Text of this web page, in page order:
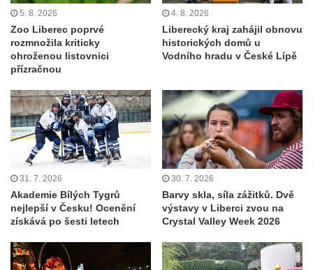
5. 8. 2026
Zoo Liberec poprvé
rozmnožila kriticky
ohroženou listovnici
přízračnou
4. 8. 2026
Liberecký kraj zahájil obnovu
historických domů u
Vodního hradu v České Lípě
31. 7. 2026
Akademie Bílých Tygrů
nejlepší v Česku! Ocenění
získává po šesti letech
30. 7. 2026
Barvy skla, síla zážitků. Dvě
výstavy v Liberci zvou na
Crystal Valley Week 2026